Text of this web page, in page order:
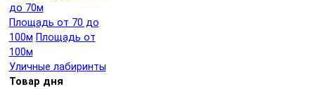
до 70м
Площадь от 70 до
100м Площадь от
100м
Уличные лабиринты
Товар дня